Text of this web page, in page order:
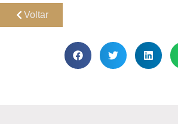
Voltar